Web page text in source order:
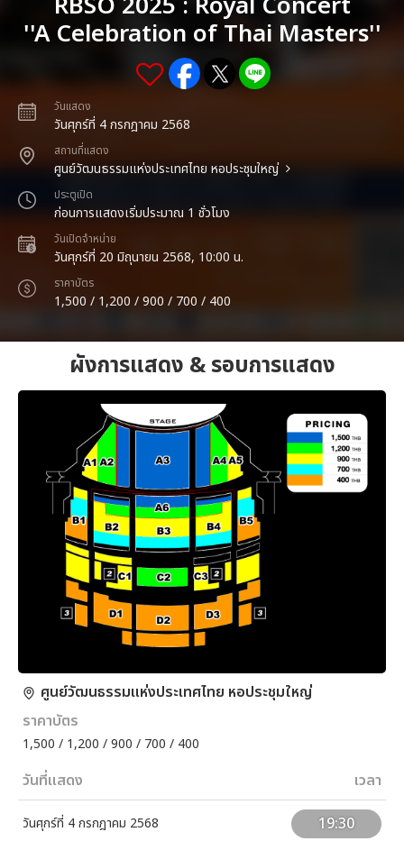
''A Celebration of Thai Masters''
วันแสดง
วันศุกร์ที่ 4 กรกฎาคม 2568
สถานที่แสดง
ศูนย์วัฒนธรรมแห่งประเทศไทย หอประชุมใหญ่
ประตูเปิด
ก่อนการแสดงเริ่มประมาณ 1 ชั่วโมง
วันเปิดจำหน่าย
วันศุกร์ที่ 20 มิถุนายน 2568, 10:00 น.
ราคาบัตร
1,500 / 1,200 / 900 / 700 / 400
ผังการแสดง & รอบการแสดง
ศูนย์วัฒนธรรมแห่งประเทศไทย หอประชุมใหญ่
ราคาบัตร
1,500 / 1,200 / 900 / 700 / 400
วันที่แสดง เวลา
วันศุกร์ที่ 4 กรกฎาคม 2568 19:30